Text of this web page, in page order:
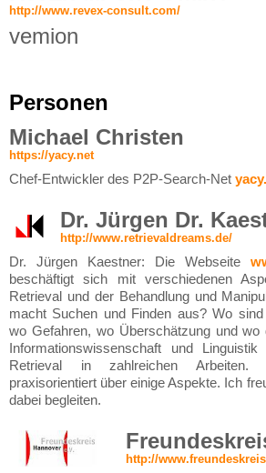
http://www.revex-consult.com/
vemion
Personen
Michael Christen
https://yacy.net
Chef-Entwickler des P2P-Search-Net
Dr. Jürgen Dr.
http://www.retrievaldreams.de/
Dr. Jürgen Kaestner: Die Webseite
beschäftigt sich mit verschiedenen
Retrieval und der Behandlung und
macht Suchen und Finden aus? Wo
wo Gefahren, wo Überschätzung und wo
Informationswissenschaft und Linguistik
Retrieval in zahlreichen
praxisorientiert über einige Aspekte. Ich
dabei begleiten.
http://